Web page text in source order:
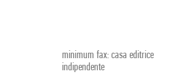
minimum fax: casa editrice
indipendente